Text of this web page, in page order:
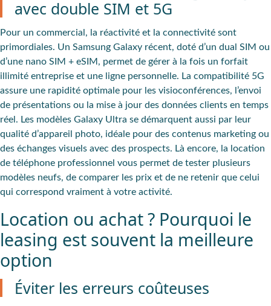
avec double SIM et 5G
Pour un commercial, la réactivité et la connectivité sont
primordiales. Un Samsung Galaxy récent, doté d’un dual SIM ou
d’une nano SIM + eSIM, permet de gérer à la fois un forfait
illimité entreprise et une ligne personnelle. La compatibilité 5G
assure une rapidité optimale pour les visioconférences, l’envoi
de présentations ou la mise à jour des données clients en temps
réel. Les modèles Galaxy Ultra se démarquent aussi par leur
qualité d’appareil photo, idéale pour des contenus marketing ou
des échanges visuels avec des prospects. Là encore, la location
de téléphone professionnel vous permet de tester plusieurs
modèles neufs, de comparer les prix et de ne retenir que celui
qui correspond vraiment à votre activité.
Location ou achat ? Pourquoi le
leasing est souvent la meilleure
option
Éviter les erreurs coûteuses